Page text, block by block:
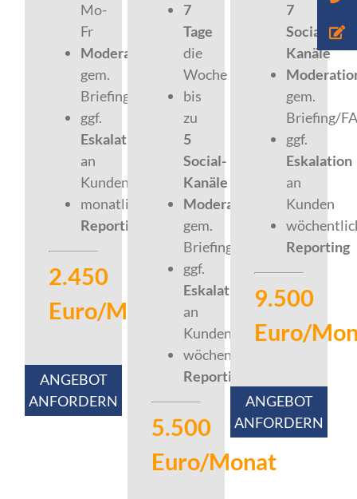
Mo-
Fr
Moderation
gem.
Briefing/FAQ
ggf.
Eskalation
an
Kunden
monatliches
Reporting
2.450
Euro/Monat
ANGEBOT
ANFORDERN
7
Tage
die
Woche
bis
zu
5
Social-
Kanäle
Moderation
gem.
Briefing/FAQ
ggf.
Eskalation
an
Kunden
wöchentliches
Reporting
5.500
Euro/Monat
7
Social
-
Kanäle
gem.
Briefing/
ggf.
Eskalation
an
Kunden
Reporting
9.500
Euro/
ANGEBOT
ANFORDERN